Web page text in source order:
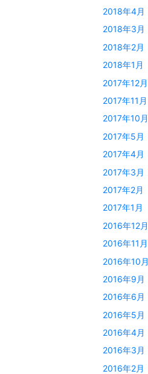
2018年4月
2018年3月
2018年2月
2018年1月
2017年12月
2017年11月
2017年10月
2017年5月
2017年4月
2017年3月
2017年2月
2017年1月
2016年12月
2016年11月
2016年10月
2016年9月
2016年6月
2016年5月
2016年4月
2016年3月
2016年2月